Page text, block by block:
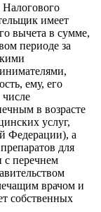
Налогового
имеет
вычета в сумме,
периоде за
ему, его
числе
в возрасте
услуг,
Федерации), а
для
с перечнем
врачом и
собственных